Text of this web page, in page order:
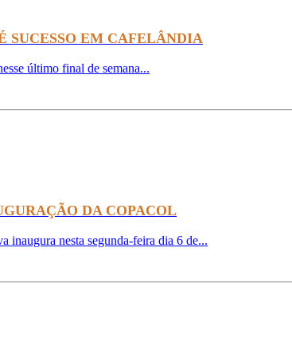
SUCESSO EM CAFELÂNDIA
último final de semana...
DA COPACOL
inaugura nesta segunda-feira dia 6 de...